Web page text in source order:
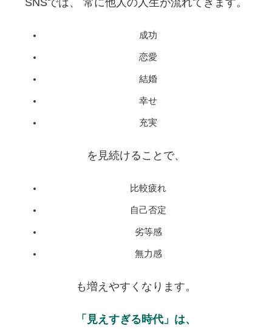
SNSでは、 常に他人の人生が流れてきます。
成功
恋愛
結婚
幸せ
充実
を見続けることで、
比較疲れ
自己否定
劣等感
無力感
も増えやすくなります。
「見えすぎる時代」は、